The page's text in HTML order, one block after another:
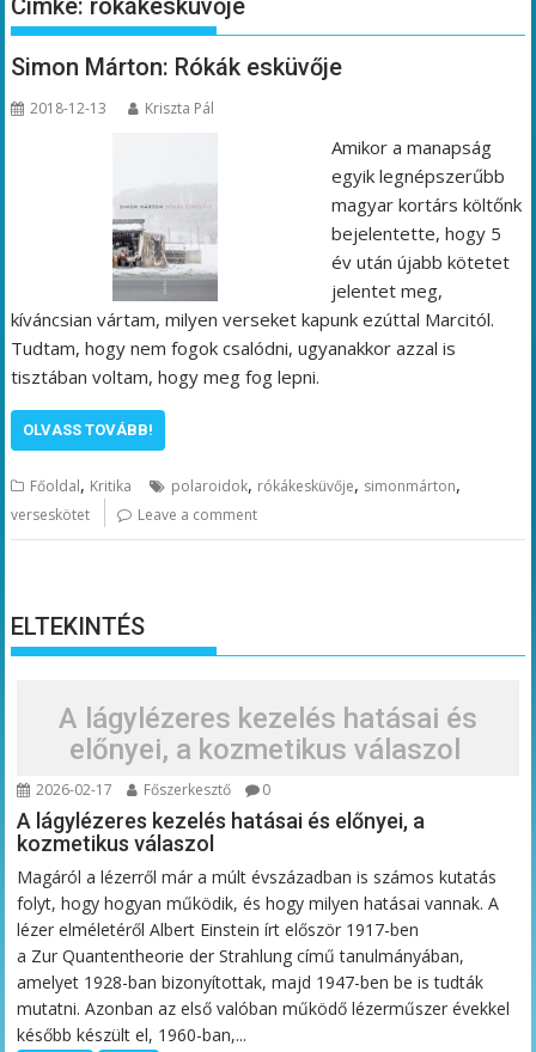
Címke: rókákesküvője
Simon Márton: Rókák esküvője
2018-12-13 Kriszta Pál
Amikor a manapság
egyik legnépszerűbb
magyar kortárs költőnk
bejelentette, hogy 5
év után újabb kötetet
jelentet meg,
kíváncsian vártam, milyen verseket kapunk ezúttal Marcitól.
Tudtam, hogy nem fogok csalódni, ugyanakkor azzal is
tisztában voltam, hogy meg fog lepni.
OLVASS TOVÁBB!
Főoldal, Kritika polaroidok, rókákesküvője, simonmárton,
verseskötet Leave a comment
ELTEKINTÉS
A lágylézeres kezelés hatásai és
előnyei, a kozmetikus válaszol
2026-02-17 Főszerkesztő 0
A lágylézeres kezelés hatásai és előnyei, a
kozmetikus válaszol
Magáról a lézerről már a múlt évszázadban is számos kutatás
folyt, hogy hogyan működik, és hogy milyen hatásai vannak. A
lézer elméletéről Albert Einstein írt először 1917-ben
a Zur Quantentheorie der Strahlung című tanulmányában,
amelyet 1928-ban bizonyítottak, majd 1947-ben be is tudták
mutatni. Azonban az első valóban működő lézerműszer évekkel
később készült el, 1960-ban,...